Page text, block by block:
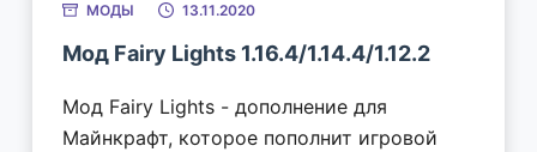
МОДЫ 13.11.2020
Мод Fairy Lights 1.16.4/1.14.4/1.12.2
Мод Fairy Lights - дополнение для
Майнкрафт, которое пополнит игровой